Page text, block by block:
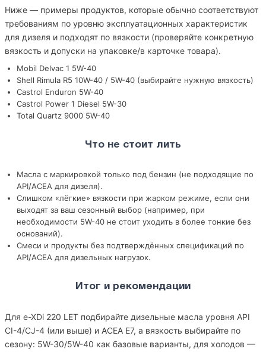
Ниже — примеры продуктов, которые обычно соответствуют
требованиям по уровню эксплуатационных характеристик
для дизеля и подходят по вязкости (проверяйте конкретную
вязкость и допуски на упаковке/в карточке товара).
Mobil Delvac 1 5W-40
Shell Rimula R5 10W-40 / 5W-40 (выбирайте нужную вязкость)
Castrol Enduron 5W-40
Castrol Power 1 Diesel 5W-30
Total Quartz 9000 5W-40
Что не стоит лить
Масла с маркировкой только под бензин (не подходящие по
API/ACEA для дизеля).
Слишком «лёгкие» вязкости при жарком режиме, если они
выходят за ваш сезонный выбор (например, при
необходимости 5W-40 не стоит уходить в более тонкие без
оснований).
Смеси и продукты без подтверждённых спецификаций по
API/ACEA для дизельных нагрузок.
Итог и рекомендации
Для e-XDi 220 LET подбирайте дизельные масла уровня API
CI-4/CJ-4 (или выше) и ACEA E7, а вязкость выбирайте по
сезону: 5W-30/5W-40 как базовые варианты, для холодов —